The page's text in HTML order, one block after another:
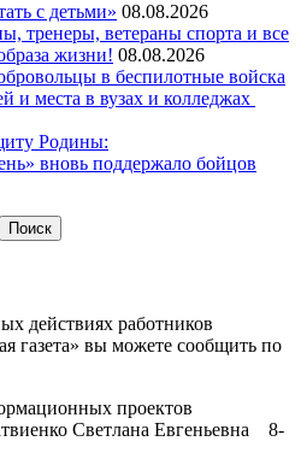
с детьми» 08.08.2026
тренеры, ветераны спорта и все
жизни! 08.08.2026
в беспилотные войска
и места в вузах и колледжах
Родины:
вновь поддержало бойцов
действиях работников
газета» вы можете сообщить по
проектов
Светлана Евгеньевна 8-